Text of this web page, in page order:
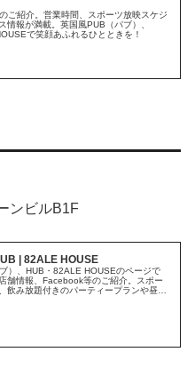
ご紹介。営業時間、スポーツ放映スケジ
情報が満載。英国風PUB（パブ）、
で笑顔あふれるひとときを！
ンビルB1F
| 82ALE HOUSE
）、HUB・82ALE HOUSEのページで
舗情報、Facebook等のご紹介。スポー
飲み放題付きのパーティープランや昼飲